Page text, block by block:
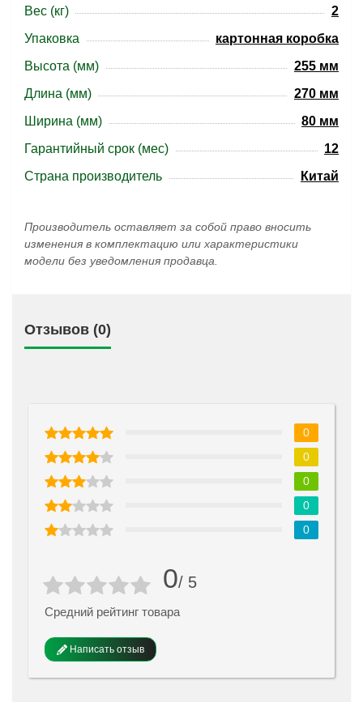
Вес (кг)
2
Упаковка
картонная коробка
Высота (мм)
255 мм
Длина (мм)
270 мм
Ширина (мм)
80 мм
Гарантийный срок (мес)
12
Страна производитель
Китай
Производитель оставляет за собой право вносить
изменения в комплектацию или характеристики
модели без уведомления продавца.
Отзывов (0)
0/ 5
Средний рейтинг товара
Написать отзыв
0
0
0
0
0